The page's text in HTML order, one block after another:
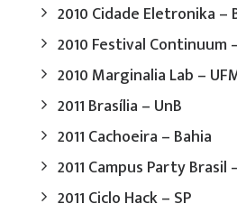
2010 Cidade Eletronika –
2010 Festival Continuum
2010 Marginalia Lab –
2011 Brasília – UnB
2011 Cachoeira – Bahia
2011 Campus Party Brasil
2011 Ciclo Hack – SP